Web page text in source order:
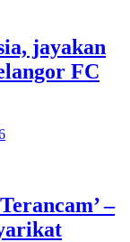
jayakan
FC
–